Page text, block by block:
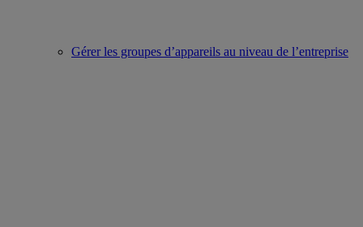
Gérer les groupes d’appareils au niveau de l’entreprise